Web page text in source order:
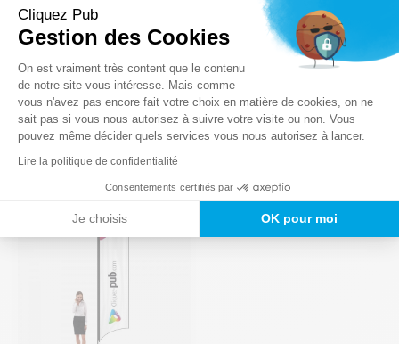
Cliquez Pub
Gestion des Cookies
Plateforme de Gestion du
On est vraiment très content que le contenu
de notre site vous intéresse. Mais comme
vous n'avez pas encore fait votre choix en matière de cookies, on ne
sait pas si vous nous autorisez à suivre votre visite ou non. Vous
pouvez même décider quels services vous nous autorisez à lancer.
Lire la politique de confidentialité
Consentements certifiés par
Je choisis OK pour moi
Axeptio consent
16,00€
PANIER
127,00 € –
187,00 € Plage
de
127,00 €
à
187,00 €
HT
CHOIX DES
OPTIONS
a